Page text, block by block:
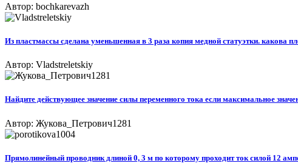
Автор: bochkarevazh
Из пластмассы сделана уменьшенная в 3 раза копия медной статуэтки. какова
Автор: Vladstreletskiy
Найдите действующее значение силы переменного тока если максимальное
Автор: Жукова_Петрович1281
Прямолинейный проводник длиной 0, 3 м по которому проходит ток силой 12